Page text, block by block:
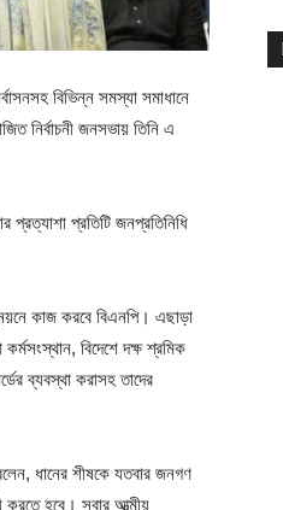
বিভিন্ন সমস্যা সমাধানে
নির্বাচনী জনসভায় তিনি এ
প্রতিটি জনপ্রতিনিধি
কাজ করবে বিএনপি। এছাড়া
বিদেশে দক্ষ শ্রমিক
ব্যবস্থা করাসহ তাদের
ধানের শীষকে যতবার জনগণ
করতে হবে। সবার আত্মীয়